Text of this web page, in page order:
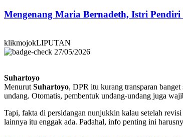
Mengenang Maria Bernadeth, Istri
klikmojokLIPUTAN
27/05/2026
Suhartoyo
Menurut Suhartoyo, DPR itu kurang transparan
undang. Otomatis, pembentuk undang-undang juga
Tapi, fakta di persidangan nunjukkin kalau setelah revisi
lainnya itu enggak ada. Padahal, info penting ini